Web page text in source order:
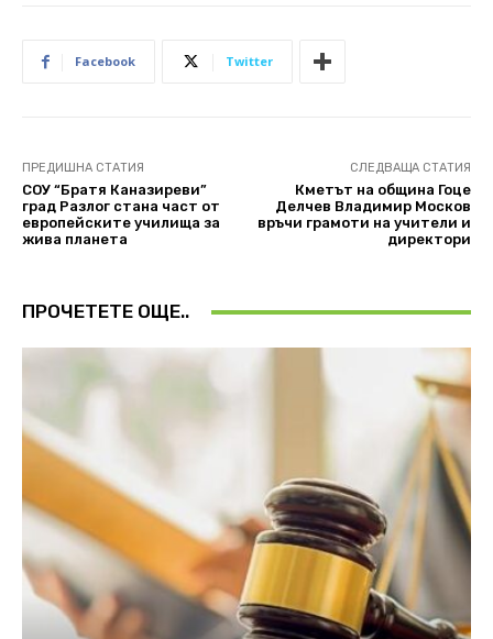
Facebook Twitter
ПРЕДИШНА СТАТИЯ
СОУ “Братя Каназиреви”
град Разлог стана част от
европейските училища за
жива планета
СЛЕДВАЩА СТАТИЯ
Кметът на община Гоце
Делчев Владимир Москов
връчи грамоти на учители и
директори
ПРОЧЕТЕТЕ ОЩЕ..